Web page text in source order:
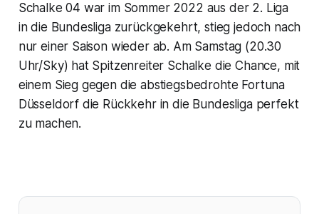
Schalke 04 war im Sommer 2022 aus der 2. Liga
in die Bundesliga zurückgekehrt, stieg jedoch nach
nur einer Saison wieder ab. Am Samstag (20.30
Uhr/Sky) hat Spitzenreiter Schalke die Chance, mit
einem Sieg gegen die abstiegsbedrohte Fortuna
Düsseldorf die Rückkehr in die Bundesliga perfekt
zu machen.